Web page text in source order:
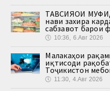
ТАВСИЯҲОИ
нави захира
сабзавот барои
🕔 10:36, 6.Авг 2026
Малакаҳои
иқтисоди
Тоҷикистон
🕔 11:30, 4.Авг 2026